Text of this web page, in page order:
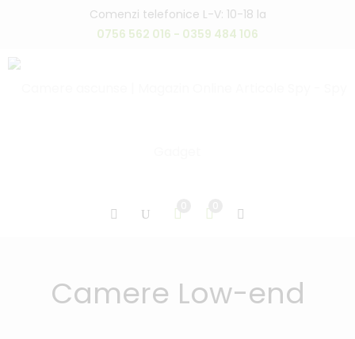
Comenzi telefonice L-V: 10-18 la
0756 562 016 - 0359 484 106
Camere Low-end